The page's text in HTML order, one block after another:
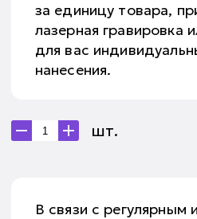
за единицу товара,
лазерная
для вас
нанесения.
шт.
В связи с регулярным